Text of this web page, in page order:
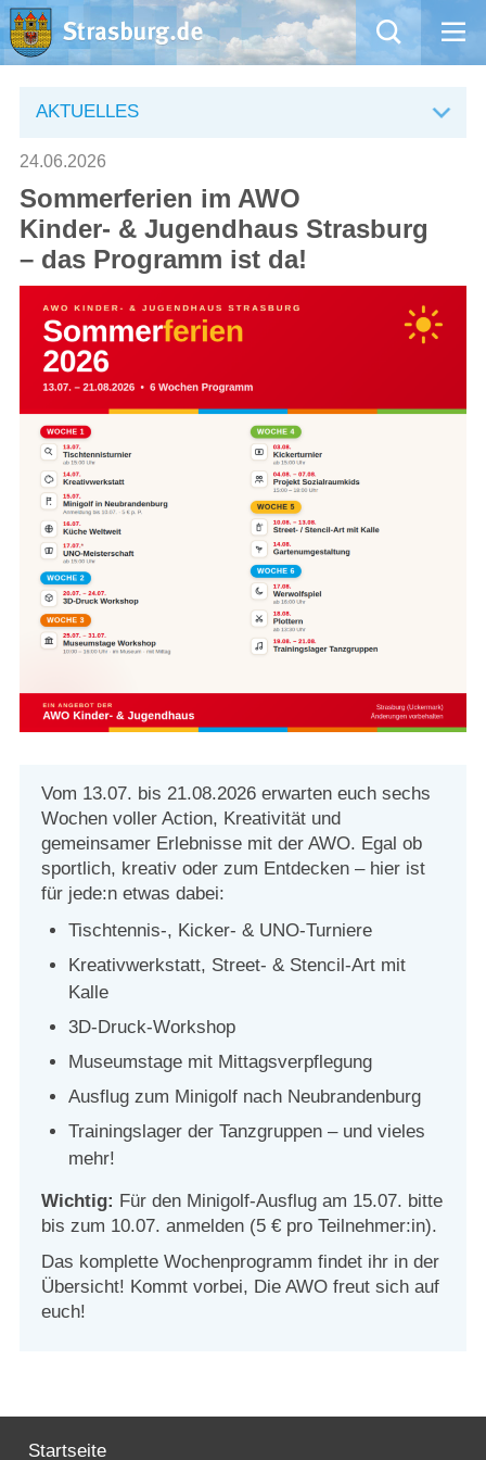
Aktuelles
Rathaus
Natur – Kultur – Tourismus
Wirtschaft
Willkommen in Strasburg (Uckermark)
Strasburger Ehrenamtspreis „SBG“
Welcome to Strasburg (Uckermark)
Ласкаво просимо до Штрасбурга (Уккермарк)
Bine ați venit în Strasburg (Uckermark)
Online-Bewerbungen
Sprache/Language
AKTUELLES
24.06.2026
Sommerferien im AWO
Kinder- & Jugendhaus Strasburg
– das Programm ist da!
Vom 13.07. bis 21.08.2026 erwarten euch sechs
Wochen voller Action, Kreativität und
gemeinsamer Erlebnisse mit der AWO. Egal ob
sportlich, kreativ oder zum Entdecken – hier ist
für jede:n etwas dabei:
Tischtennis-, Kicker- & UNO-Turniere
Kreativwerkstatt, Street- & Stencil-Art mit
Kalle
3D-Druck-Workshop
Museumstage mit Mittagsverpflegung
Ausflug zum Minigolf nach Neubrandenburg
Trainingslager der Tanzgruppen – und vieles
mehr!
Wichtig: Für den Minigolf-Ausflug am 15.07. bitte
bis zum 10.07. anmelden (5 € pro Teilnehmer:in).
Das komplette Wochenprogramm findet ihr in der
Übersicht! Kommt vorbei, Die AWO freut sich auf
euch!
Startseite